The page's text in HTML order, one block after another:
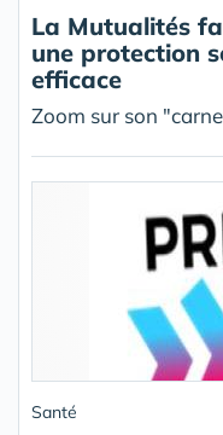
La Mutualités
une protection
efficace
Zoom sur son
Santé